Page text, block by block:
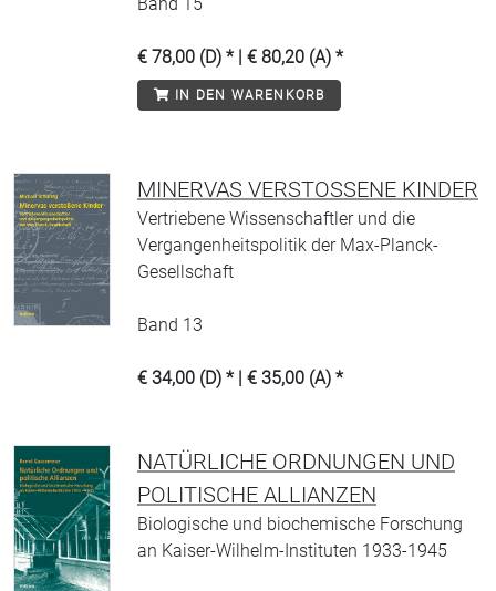
€ 78,00 (D) * | € 80,20 (A) *
IN DEN WARENKORB
MINERVAS VERSTOSSENE KINDER
Vertriebene Wissenschaftler und die
Vergangenheitspolitik der Max-Planck-
Gesellschaft
Band 13
€ 34,00 (D) * | € 35,00 (A) *
NATÜRLICHE ORDNUNGEN UND
POLITISCHE ALLIANZEN
Biologische und biochemische Forschung
an Kaiser-Wilhelm-Instituten 1933-1945